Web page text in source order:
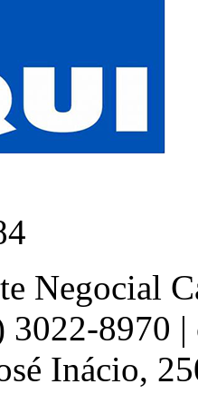
Negocial
3022-8970
Inácio,